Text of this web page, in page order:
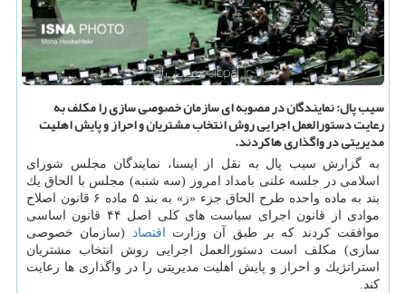
سیب پال: نمایندگان در مصوبه ای سازمان خصوصی سازی را مكلف به
رعایت دستورالعمل اجرایی روش انتخاب مشتریان و احراز و پایش اهلیت
مدیریتی در واگذاری ها كردند.
به گزارش سیب پال به نقل از ایسنا، نمایندگان مجلس شورای
اسلامی در جلسه علنی بامداد امروز (سه شنبه) مجلس با الحاق یك
بند به ماده واحده طرح الحاق جزء «ز» به بند ۵ ماده ۶ قانون اصلاح
موادی از قانون اجرای سیاست های كلی اصل ۴۴ قانون اساسی
موافقت كردند كه بر طبق آن وزارت اقتصاد
(سازمان خصوصی
سازی) مكلف است دستورالعمل اجرایی روش انتخاب مشتریان
استراتژیك و احراز و پایش اهلیت مدیریتی را در واگذاری ها رعایت
كند.